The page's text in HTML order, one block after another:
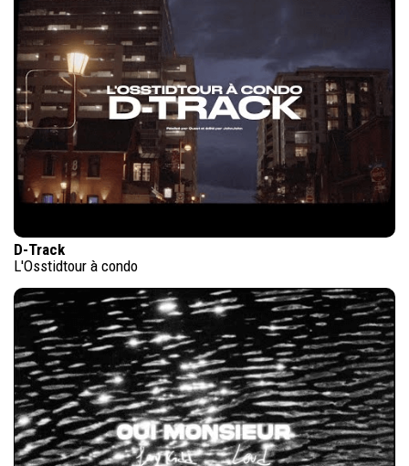
D-Track
L'Osstidtour à condo